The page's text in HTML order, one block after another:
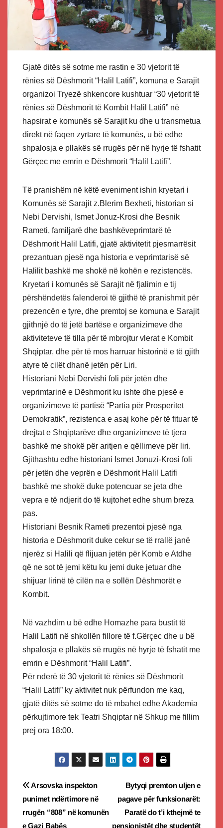
Gjatë ditës së sotme me rastin e 30 vjetorit të
rënies së Dëshmorit “Halil Latifi”, komuna e Sarajit
organizoi Tryezë shkencore kushtuar “30 vjetorit të
rënies së Dëshmorit të Kombit Halil Latifi” në
hapsirat e komunës së Sarajit ku dhe u transmetua
direkt në faqen zyrtare të komunës, u bë edhe
shpalosja e pllakës së rrugës për në hyrje të fshatit
Gërçec me emrin e Dëshmorit “Halil Latifi”.
Të pranishëm në këtë eveniment ishin kryetari i
Komunës së Sarajit z.Blerim Bexheti, historian si
Nebi Dervishi, Ismet Jonuz-Krosi dhe Besnik
Rameti, familjarë dhe bashkëveprimtarë të
Dëshmorit Halil Latifi, gjatë aktivitetit pjesmarrësit
prezantuan pjesë nga historia e veprimtarisë së
Halilit bashkë me shokë në kohën e rezistencës.
Kryetari i komunës së Sarajit në fjalimin e tij
përshëndetës falenderoi të gjithë të pranishmit për
prezencën e tyre, dhe premtoj se komuna e Sarajit
gjithnjë do të jetë bartëse e organizimeve dhe
aktiviteteve të tilla për të mbrojtur vlerat e Kombit
Shqiptar, dhe për të mos harruar historinë e të gjith
atyre të cilët dhanë jetën për Liri.
Historiani Nebi Dervishi foli për jetën dhe
veprimtarinë e Dëshmorit ku ishte dhe pjesë e
organizimeve të partisë “Partia për Prosperitet
Demokratik”, rezistenca e asaj kohe për të fituar të
drejtat e Shqiptarëve dhe organizimeve të tjera
bashkë me shokë për aritjen e qëllimeve për liri.
Gjithashtu edhe historiani Ismet Jonuzi-Krosi foli
për jetën dhe veprën e Dëshmorit Halil Latifi
bashkë me shokë duke potencuar se jeta dhe
vepra e të ndjerit do të kujtohet edhe shum breza
pas.
Historiani Besnik Rameti prezentoi pjesë nga
historia e Dëshmorit duke cekur se të rrallë janë
njerëz si Halili që flijuan jetën për Komb e Atdhe
që ne sot të jemi këtu ku jemi duke jetuar dhe
shijuar lirinë të cilën na e sollën Dëshmorët e
Kombit.
Në vazhdim u bë edhe Homazhe para bustit të
Halil Latifi në shkollën fillore të f.Gërçec dhe u bë
shpalosja e pllakës së rrugës në hyrje të fshatit me
emrin e Dëshmorit “Halil Latifi”.
Për nderë të 30 vjetorit të rënies së Dëshmorit
“Halil Latifi” ky aktivitet nuk përfundon me kaq,
gjatë ditës së sotme do të mbahet edhe Akademia
përkujtimore tek Teatri Shqiptar në Shkup me fillim
prej ora 18:00.
Post
navigation
Bytyqi premton uljen e
pagave për funksionarët:
Paratë do t’i kthejmë te
pensionistët dhe studentët
Arsovska inspekton
punimet ndërtimore në
rrugën “808” në komunën
e Gazi Babës